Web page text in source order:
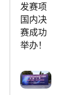
发赛项
国内决
赛成功
举办！